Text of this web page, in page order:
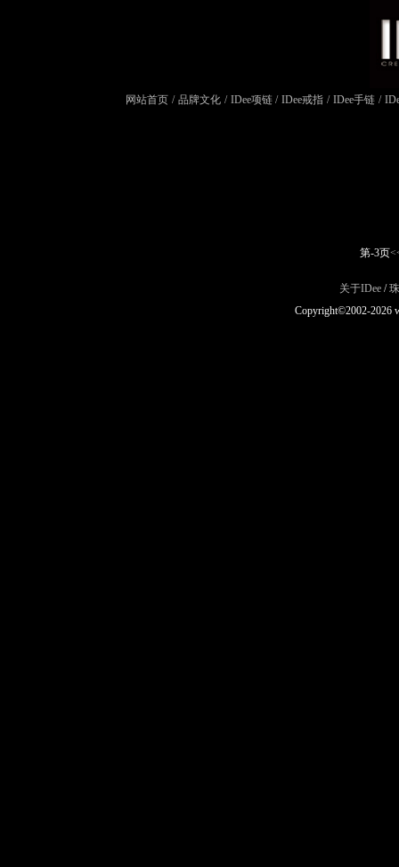
网站首页 / 品牌文化 / IDee项链 / IDee戒指 / IDee手链 /
第-3页
关于IDee /
Copyright©2002-2026